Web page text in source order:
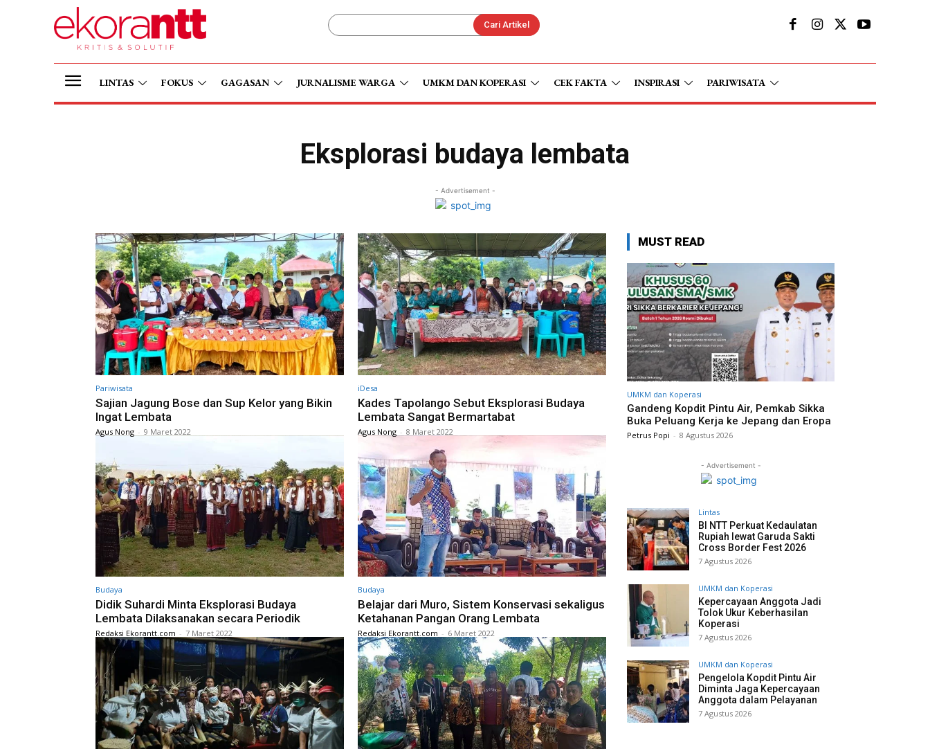
Cari Artikel
LINTAS FOKUS GAGASAN JURNALISME WARGA UMKM DAN KOPERASI CEK FAKTA INSPIRASI PARIWISATA
Eksplorasi budaya lembata
- Advertisement -
Pariwisata
Sajian Jagung Bose dan Sup Kelor yang Bikin
Ingat Lembata
Agus Nong - 9 Maret 2022
iDesa
Kades Tapolango Sebut Eksplorasi Budaya
Lembata Sangat Bermartabat
Agus Nong - 8 Maret 2022
Budaya
Didik Suhardi Minta Eksplorasi Budaya
Lembata Dilaksanakan secara Periodik
Redaksi Ekorantt.com - 7 Maret 2022
Budaya
Belajar dari Muro, Sistem Konservasi sekaligus
Ketahanan Pangan Orang Lembata
Redaksi Ekorantt.com - 6 Maret 2022
MUST READ
UMKM dan Koperasi
Gandeng Kopdit Pintu Air, Pemkab Sikka
Buka Peluang Kerja ke Jepang dan Eropa
Petrus Popi - 8 Agustus 2026
- Advertisement -
Lintas
BI NTT Perkuat Kedaulatan
Rupiah lewat Garuda Sakti
Cross Border Fest 2026
7 Agustus 2026
UMKM dan Koperasi
Kepercayaan Anggota Jadi
Tolok Ukur Keberhasilan
Koperasi
7 Agustus 2026
UMKM dan Koperasi
Pengelola Kopdit Pintu Air
Diminta Jaga Kepercayaan
Anggota dalam Pelayanan
7 Agustus 2026